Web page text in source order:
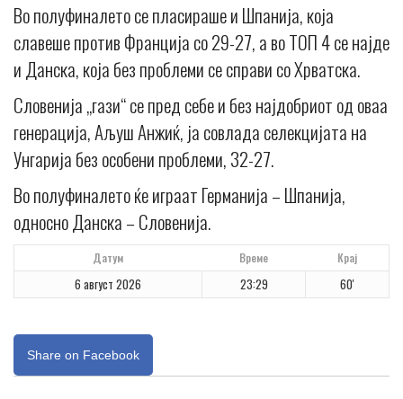
Во полуфиналето се пласираше и Шпанија, која
славеше против Франција со 29-27, а во ТОП 4 се најде
и Данска, која без проблеми се справи со Хрватска.
Словенија „гази“ се пред себе и без најдобриот од оваа
генерација, Аљуш Анжиќ, ја совлада селекцијата на
Унгарија без особени проблеми, 32-27.
Во полуфиналето ќе играат Германија – Шпанија,
односно Данска – Словенија.
Датум Време Крај
6 август 2026 23:29 60'
Share on Facebook